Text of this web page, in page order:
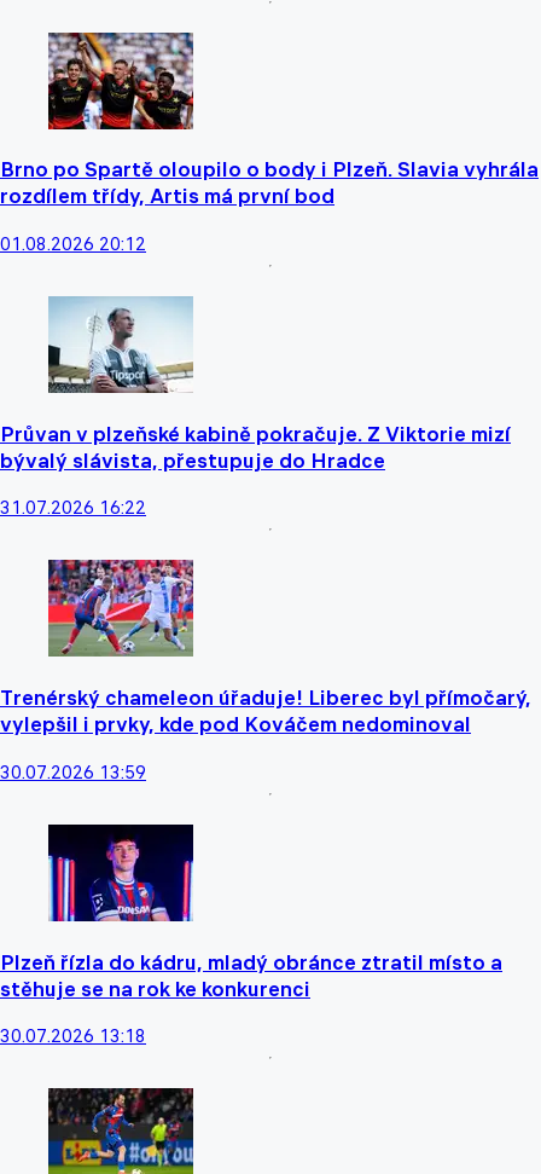
Brno po Spartě oloupilo o body i Plzeň. Slavia vyhrála
rozdílem třídy, Artis má první bod
01.08.2026 20:12
Průvan v plzeňské kabině pokračuje. Z Viktorie mizí
bývalý slávista, přestupuje do Hradce
31.07.2026 16:22
Trenérský chameleon úřaduje! Liberec byl přímočarý,
vylepšil i prvky, kde pod Kováčem nedominoval
30.07.2026 13:59
Plzeň řízla do kádru, mladý obránce ztratil místo a
stěhuje se na rok ke konkurenci
30.07.2026 13:18